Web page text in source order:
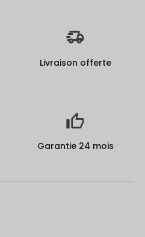
Livraison offerte
Garantie 24 mois